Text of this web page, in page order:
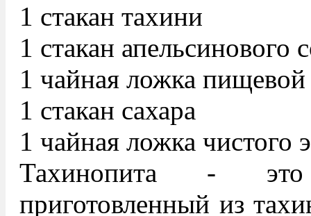
1 стакан тахини
1 стакан апельсинового
1 чайная ложка
1 стакан сахара
1 чайная ложка чистого
Тахинопита - это
приготовленный из